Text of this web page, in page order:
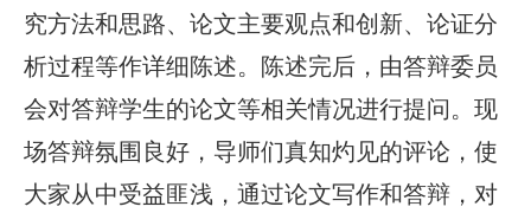
究方法和思路、论文主要观点和创新、论证分
析过程等作详细陈述。陈述完后，由答辩委员
会对答辩学生的论文等相关情况进行提问。现
场答辩氛围良好，导师们真知灼见的评论，使
大家从中受益匪浅，通过论文写作和答辩，对